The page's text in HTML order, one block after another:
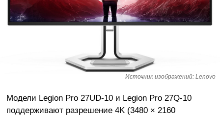
Источник изображений: Lenovo
Модели Legion Pro 27UD-10 и Legion Pro 27Q-10
поддерживают разрешение 4K (3480 × 2160